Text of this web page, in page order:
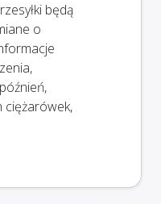
będą
o
ciężarówek,